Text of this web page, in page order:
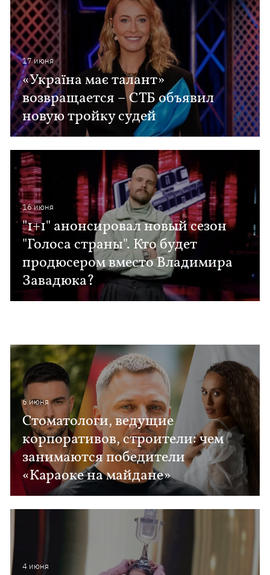
17 июня
«Україна має талант»
возвращается – СТБ объявил
новую тройку судей
16 июня
"1+1" анонсировал новый сезон
"Голоса страны". Кто будет
продюсером вместо Владимира
Завадюка?
6 июня
Стоматологи, ведущие
корпоративов, строители: чем
занимаются победители
«Караоке на майдане»
4 июня